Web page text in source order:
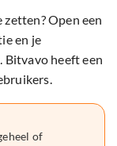
Open een
en je
Bitvavo heeft een
of